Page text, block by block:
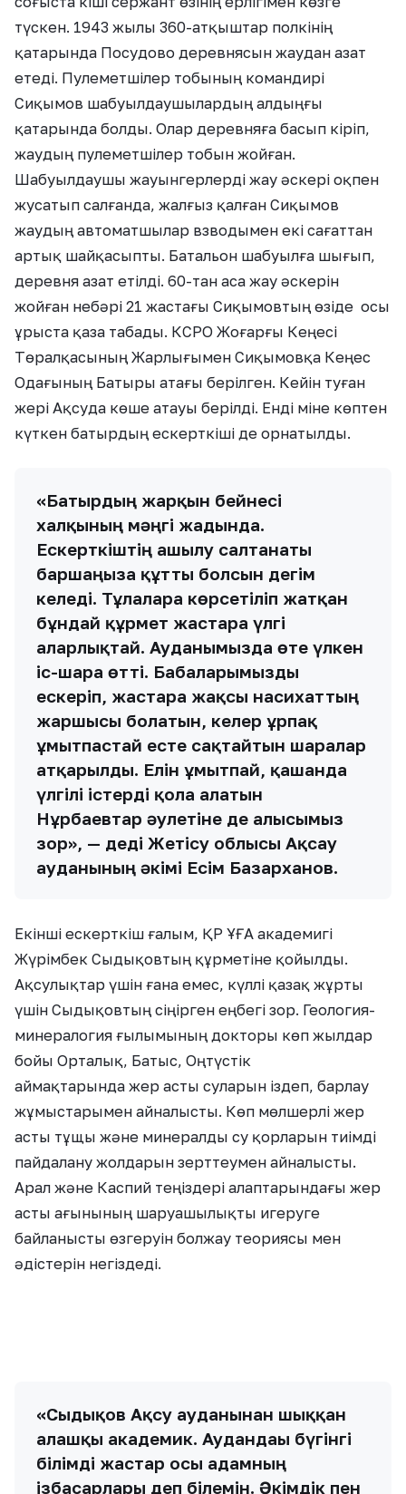
түскен. 1943 жылы 360-атқыштар полкінің
қатарында Посудово деревнясын жаудан азат
етеді. Пулеметшілер тобының командирі
Сиқымов шабуылдаушылардың алдыңғы
қатарында болды. Олар деревняға басып кіріп,
жаудың пулеметшілер тобын жойған.
Шабуылдаушы жауынгерлерді жау әскері оқпен
жусатып салғанда, жалғыз қалған Сиқымов
жаудың автоматшылар взводымен екі сағаттан
артық шайқасыпты. Батальон шабуылға шығып,
деревня азат етілді. 60-тан аса жау әскерін
жойған небәрі 21 жастағы Сиқымовтың өзіде осы
ұрыста қаза табады. КСРО Жоғарғы Кеңесі
Төралқасының Жарлығымен Сиқымовқа Кеңес
Одағының Батыры атағы берілген. Кейін туған
жері Ақсуда көше атауы берілді. Енді міне көптен
күткен батырдың ескерткіші де орнатылды.
«Батырдың жарқын бейнесі
халқының мәңгі жадында.
Ескерткіштің ашылу салтанаты
баршаңызға құтты болсын дегім
келеді. Тұлғаларға көрсетіліп жатқан
бұндай құрмет жастарға үлгі
аларлықтай. Ауданымызда өте үлкен
іс-шара өтті. Бабаларымызды
ескеріп, жастарға жақсы насихаттың
жаршысы болатын, келер ұрпақ
ұмытпастай есте сақтайтын шаралар
атқарылды. Елін ұмытпай, қашанда
үлгілі істерді қолға алатын
Нұрбаевтар әулетіне де алғысымыз
зор», — деді Жетісу облысы Ақсау
ауданының әкімі Есім Базарханов.
Екінші ескерткіш ғалым, ҚР ҰҒА академигі
Жүрімбек Сыдықовтың құрметіне қойылды.
Ақсулықтар үшін ғана емес, күллі қазақ жұрты
үшін Сыдықовтың сіңірген еңбегі зор. Геология-
минералогия ғылымының докторы көп жылдар
бойы Орталық, Батыс, Оңтүстік
аймақтарында жер асты суларын іздеп, барлау
жұмыстарымен айналысты. Көп мөлшерлі жер
асты тұщы және минералды су қорларын тиімді
пайдалану жолдарын зерттеумен айналысты.
Арал және Каспий теңіздері алаптарындағы жер
асты ағынының шаруашылықты игеруге
байланысты өзгеруін болжау теориясы мен
әдістерін негіздеді.
«Сыдықов Ақсу ауданынан шыққан
алғашқы академик. Аудандағы бүгінгі
білімді жастар осы адамның
ізбасарлары деп білемін. Әкімдік пен